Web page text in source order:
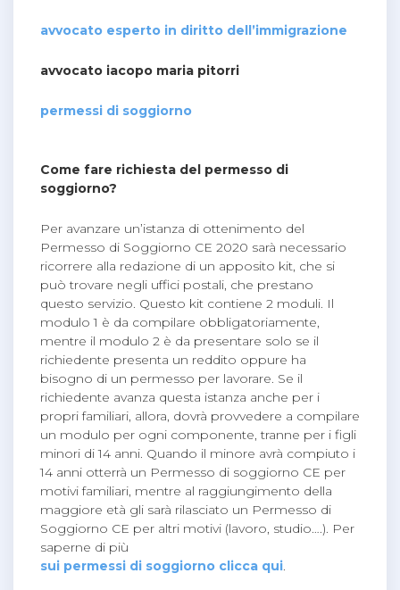
avvocato esperto in diritto dell’immigrazione
avvocato iacopo maria pitorri
permessi di soggiorno
Come fare richiesta del permesso di
soggiorno?
Per avanzare un’istanza di ottenimento del
Permesso di Soggiorno CE 2020 sarà necessario
ricorrere alla redazione di un apposito kit, che si
può trovare negli uffici postali, che prestano
questo servizio. Questo kit contiene 2 moduli. Il
modulo 1 è da compilare obbligatoriamente,
mentre il modulo 2 è da presentare solo se il
richiedente presenta un reddito oppure ha
bisogno di un permesso per lavorare. Se il
richiedente avanza questa istanza anche per i
propri familiari, allora, dovrà provvedere a compilare
un modulo per ogni componente, tranne per i figli
minori di 14 anni. Quando il minore avrà compiuto i
14 anni otterrà un Permesso di soggiorno CE per
motivi familiari, mentre al raggiungimento della
maggiore età gli sarà rilasciato un Permesso di
Soggiorno CE per altri motivi (lavoro, studio….). Per
saperne di più
sui permessi di soggiorno clicca qui.